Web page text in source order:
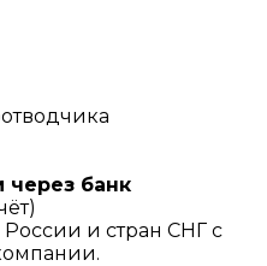
банк
и стран СНГ с